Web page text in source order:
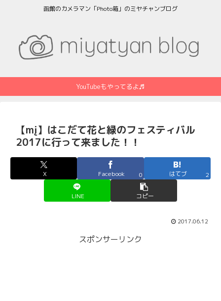
函館のカメラマン「Photo箱」のミヤチャンブログ
YouTubeもやってるよ♬
【mį】はこだて花と緑のフェスティバル
2017に行って来ました！！
X Facebook 0 はてブ 2
LINE コピー
2017.06.12
スポンサーリンク